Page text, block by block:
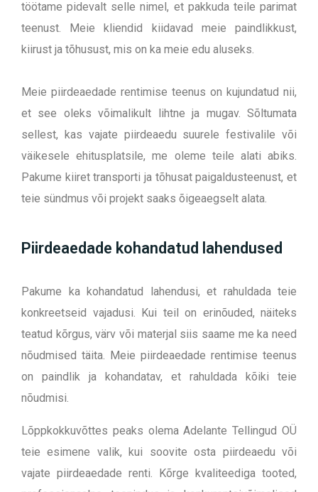
töötame pidevalt selle nimel, et pakkuda teile parimat
teenust. Meie kliendid kiidavad meie paindlikkust,
kiirust ja tõhusust, mis on ka meie edu aluseks.
Meie piirdeaedade rentimise teenus on kujundatud nii,
et see oleks võimalikult lihtne ja mugav. Sõltumata
sellest, kas vajate piirdeaedu suurele festivalile või
väikesele ehitusplatsile, me oleme teile alati abiks.
Pakume kiiret transporti ja tõhusat paigaldusteenust, et
teie sündmus või projekt saaks õigeaegselt alata.
Piirdeaedade kohandatud lahendused
Pakume ka kohandatud lahendusi, et rahuldada teie
konkreetseid vajadusi. Kui teil on erinõuded, näiteks
teatud kõrgus, värv või materjal siis saame me ka need
nõudmised täita. Meie piirdeaedade rentimise teenus
on paindlik ja kohandatav, et rahuldada kõiki teie
nõudmisi.
Lõppkokkuvõttes peaks olema Adelante Tellingud OÜ
teie esimene valik, kui soovite osta piirdeaedu või
vajate piirdeaedade renti. Kõrge kvaliteediga tooted,